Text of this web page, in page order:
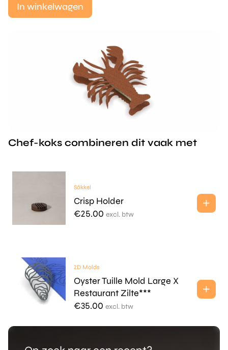
In winkelwagen
Chef-koks combineren dit vaak met
Sōkkel
Crisp Holder
€25.00 excl. btw
2D Molds
Oyster Tuille Mold Large X
Restaurant Zilte***
€35.00 excl. btw